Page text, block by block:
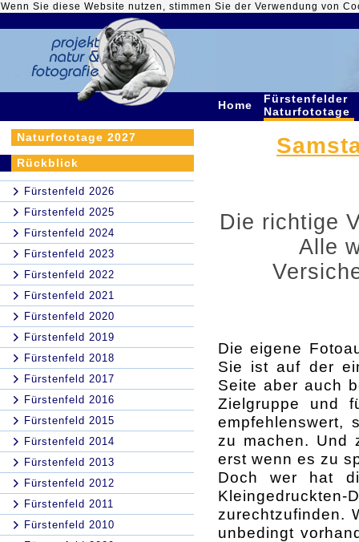
Wenn Sie diese Website nutzen, stimmen Sie der Verwendung von
Home
Fürstenfelder
Naturfototage
Naturfototage 2027
Rückblick
Fürstenfeld 2026
Fürstenfeld 2025
Fürstenfeld 2024
Fürstenfeld 2023
Fürstenfeld 2022
Fürstenfeld 2021
Fürstenfeld 2020
Fürstenfeld 2019
Fürstenfeld 2018
Fürstenfeld 2017
Fürstenfeld 2016
Fürstenfeld 2015
Fürstenfeld 2014
Fürstenfeld 2013
Fürstenfeld 2012
Fürstenfeld 2011
Fürstenfeld 2010
Die richtige
Alle
Die eigene
Sie ist auf der
Seite aber auch
Zielgruppe und
empfehlenswert,
zu machen. Und
erst wenn es zu
Doch wer hat
zurechtzufinden.
unbedingt